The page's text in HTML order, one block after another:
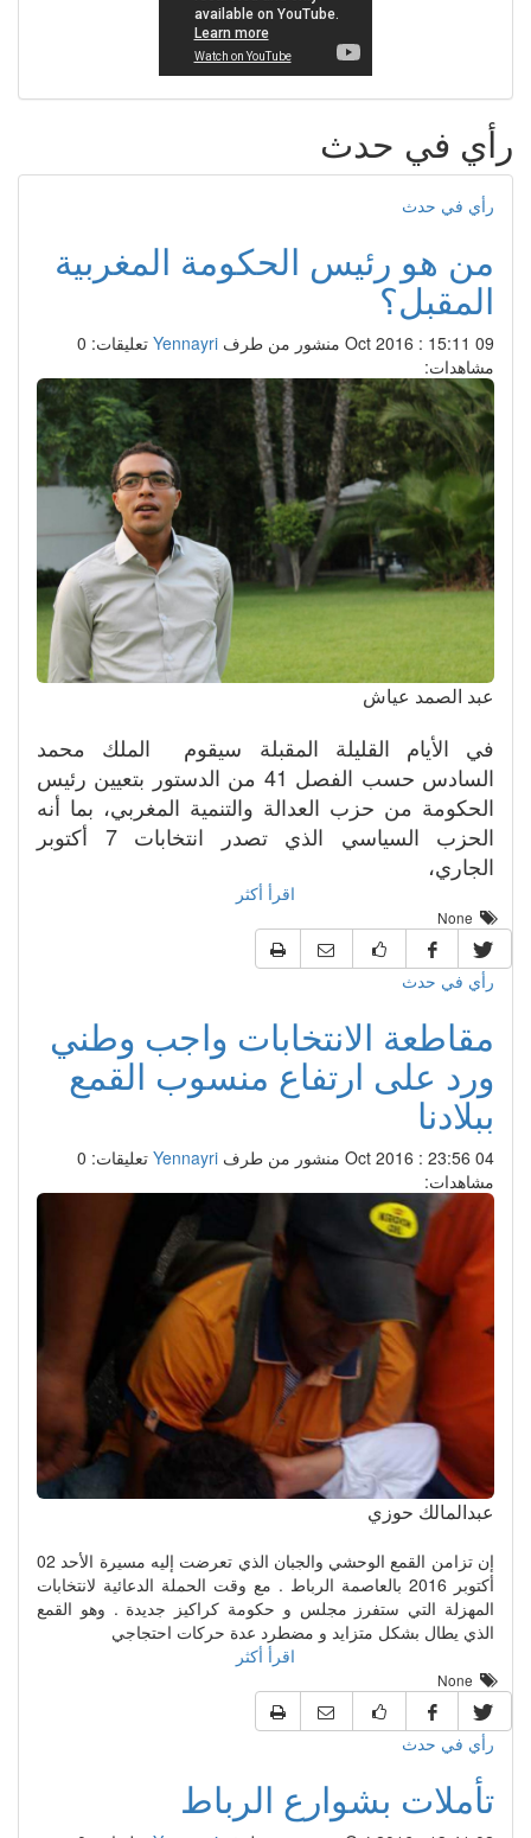
رأي في حدث
رأي في حدث
من هو رئيس الحكومة المغربية
المقبل؟
09 Oct 2016 : 15:11 منشور من طرف Yennayri تعليقات: 0
مشاهدات:
عبد الصمد عياش
في الأيام القليلة المقبلة سيقوم الملك محمد
السادس حسب الفصل 41 من الدستور بتعيين رئيس
الحكومة من حزب العدالة والتنمية المغربي، بما أنه
الحزب السياسي الذي تصدر انتخابات 7 أكتوبر
الجاري،
اقرأ أكثر
رأي في حدث
مقاطعة الانتخابات واجب وطني
ورد على ارتفاع منسوب القمع
ببلادنا‎
04 Oct 2016 : 23:56 منشور من طرف Yennayri تعليقات: 0
مشاهدات:
عبدالمالك حوزي
إن تزامن القمع الوحشي والجبان الذي تعرضت إليه مسيرة الأحد 02
أكتوبر 2016 بالعاصمة الرباط . مع وقت الحملة الدعائية لانتخابات
المهزلة التي ستفرز مجلس و حكومة كراكيز جديدة . وهو القمع
الذي يطال بشكل متزايد و مضطرد عدة حركات احتجاجي
اقرأ أكثر
رأي في حدث
تأملات بشوارع الرباط